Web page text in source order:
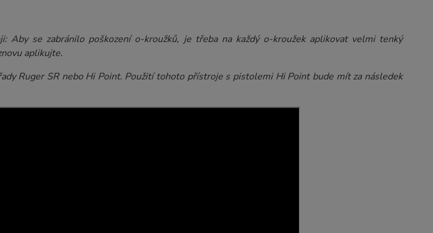
Aby se zabránilo poškození o-kroužků, je třeba na každý o-kroužek aplikovat velmi tenký
aplikujte.
Ruger SR nebo Hi Point. Použití tohoto přístroje s pistolemi Hi Point bude mít za následek